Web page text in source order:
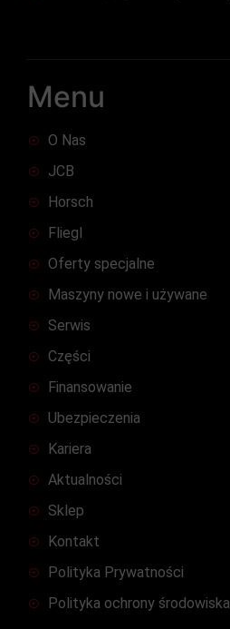
Menu
O Nas
JCB
Horsch
Fliegl
Oferty specjalne
Maszyny nowe i używane
Serwis
Części
Finansowanie
Ubezpieczenia
Kariera
Aktualności
Sklep
Kontakt
Polityka Prywatności
Polityka ochrony środowiska